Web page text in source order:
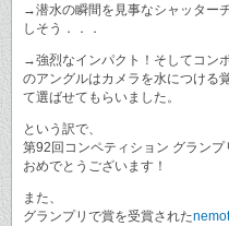
→潜水の瞬間を見事なシャッター
しそう．．．
→強烈なインパクト！そしてコン
のアングルはカメラを水につける
て選ばせてもらいました。
という訳で、
第92回コンペティション グランプ
おめでとうございます！
また、
グランプリで賞を受賞された